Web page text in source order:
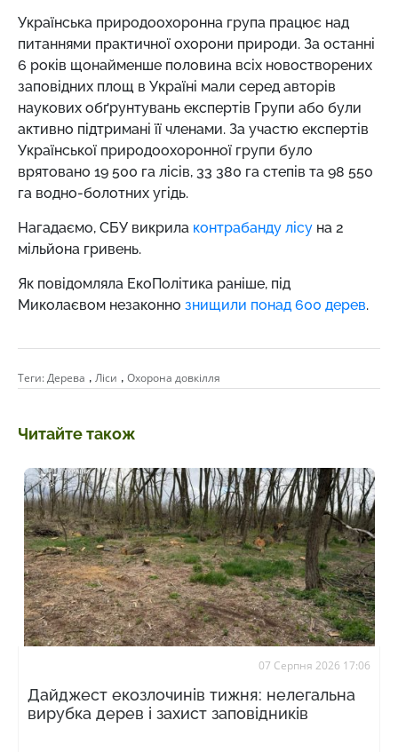
Українська природоохоронна група працює над
питаннями практичної охорони природи. За останні
6 років щонайменше половина всіх новостворених
заповідних площ в Україні мали серед авторів
наукових обґрунтувань експертів Групи або були
активно підтримані її членами. За участю експертів
Української природоохоронної групи було
врятовано 19 500 га лісів, 33 380 га степів та 98 550
га водно-болотних угідь.
Нагадаємо, СБУ викрила контрабанду лісу на 2
мільйона гривень.
Як повідомляла ЕкоПолітика раніше, під
Миколаєвом незаконно знищили понад 600 дерев.
Теги:Дерева , Ліси , Охорона довкілля
Читайте також
07 Серпня 2026 17:06
Дайджест екозлочинів тижня: нелегальна
вирубка дерев і захист заповідників